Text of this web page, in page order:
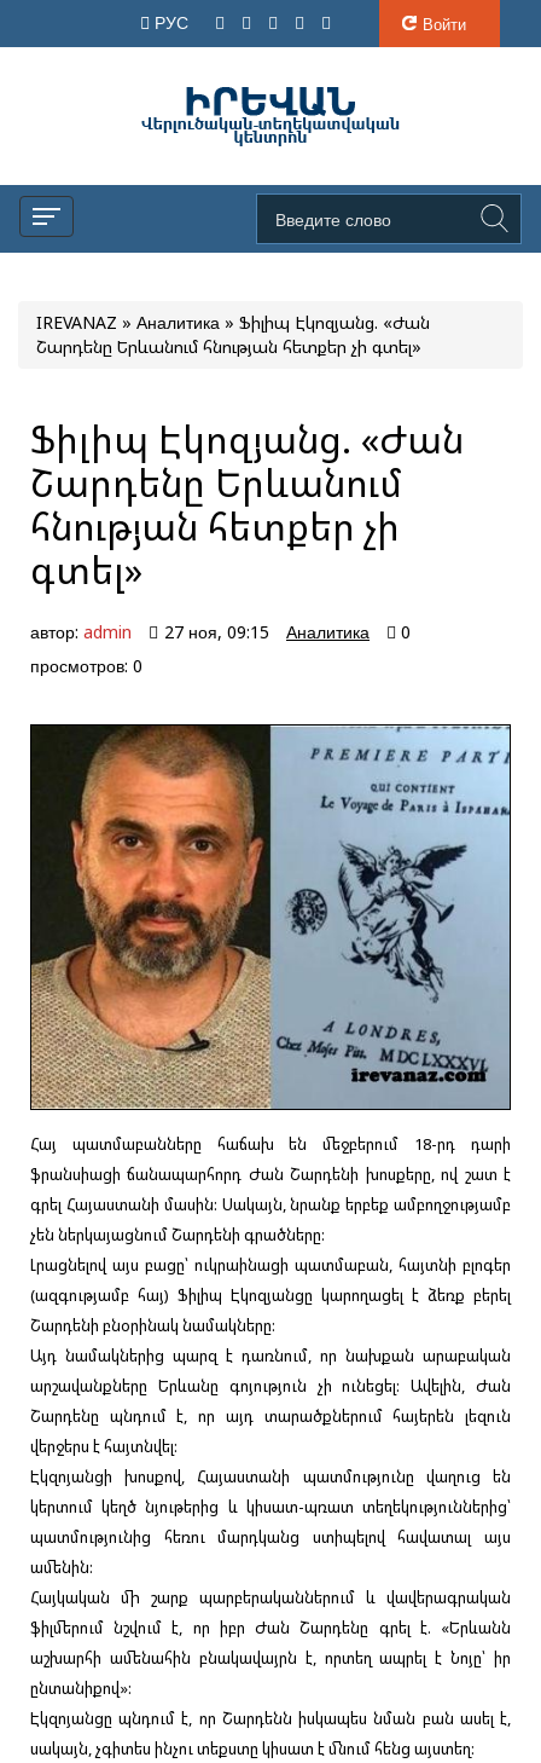
РУС Войти
IREVANAZ » Аналитика » Ֆիլիպ Էկոզյանց. «Ժան
Շարդենը Երևանում հնության հետքեր չի գտել»
Ֆիլիպ Էկոզյանց. «Ժան
Շարդենը Երևանում
հնության հետքեր չի
գտել»
автор: admin 27 ноя, 09:15 Аналитика
0
просмотров: 0
Հայ պատմաբանները հաճախ են մեջբերում 18-րդ դարի
ֆրանսիացի ճանապարհորդ Ժան Շարդենի խոսքերը, ով շատ է
գրել Հայաստանի մասին: Սակայն, նրանք երբեք ամբողջությամբ
չեն ներկայացնում Շարդենի գրածները:
Լրացնելով այս բացը՝ ուկրաինացի պատմաբան, հայտնի բլոգեր
(ազգությամբ հայ) Ֆիլիպ Էկոզյանցը կարողացել է ձեռք բերել
Շարդենի բնօրինակ նամակները:
Այդ նամակներից պարզ է դառնում, որ նախքան արաբական
արշավանքները Երևանը գոյություն չի ունեցել: Ավելին, Ժան
Շարդենը պնդում է, որ այդ տարածքներում հայերեն լեզուն
վերջերս է հայտնվել:
Էկզոյանցի խոսքով, Հայաստանի պատմությունը վաղուց են
կերտում կեղծ նյութերից և կիսատ-պռատ տեղեկություններից՝
պատմությունից հեռու մարդկանց ստիպելով հավատալ այս
ամենին:
Հայկական մի շարք պարբերականներում և վավերագրական
ֆիլմերում նշվում է, որ իբր Ժան Շարդենը գրել է. «Երևանն
աշխարհի ամենահին բնակավայրն է, որտեղ ապրել է Նոյը՝ իր
ընտանիքով»:
Էկզոյանցը պնդում է, որ Շարդենն իսկապես նման բան ասել է,
սակայն, չգիտես ինչու տեքստը կիսատ է մնում հենց այստեղ: